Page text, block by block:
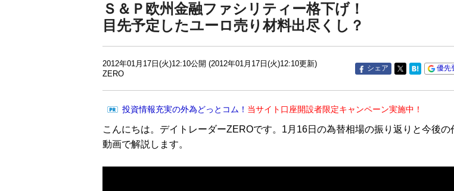
Ｓ＆Ｐ欧州金融ファシリティー格下げ！
目先予定したユーロ売り材料出尽くし？
2012年01月17日(火)12:10公開 (2012年01月17日(火)12:10更新)
ZERO
シェア 優先
投資情報充実の外為どっとコム！ 当サイト口座開設者限定キャンペーン実施中！
こんにちは。デイトレーダーZEROです。1月16日の為替相場の振り返りと今後の
動画で解説します。